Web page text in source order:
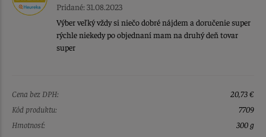
Pridané: 31.08.2023
Výber veľký vždy si niečo dobré nájdem a doručenie super
rýchle niekedy po objednaní mam na druhý deň tovar
super
Cena bez DPH:
20,73 €
Kód produktu:
7709
Hmotnosť:
300 g